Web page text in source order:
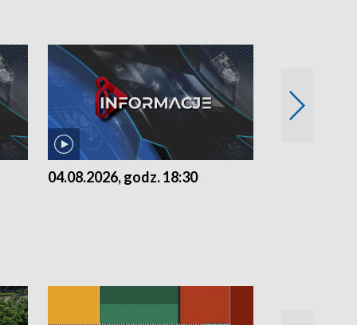
04.08.2026, godz. 18:30